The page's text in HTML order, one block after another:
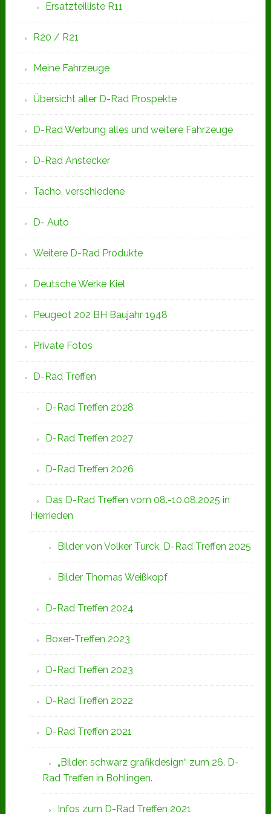
Ersatzteilliste R11
R20 / R21
Meine Fahrzeuge
Übersicht aller D-Rad Prospekte
D-Rad Werbung alles und weitere Fahrzeuge
D-Rad Anstecker
Tacho, verschiedene
D- Auto
Weitere D-Rad Produkte
Deutsche Werke Kiel
Peugeot 202 BH Baujahr 1948
Private Fotos
D-Rad Treffen
D-Rad Treffen 2028
D-Rad Treffen 2027
D-Rad Treffen 2026
Das D-Rad Treffen vom 08.-10.08.2025 in
Herrieden
Bilder von Volker Turck, D-Rad Treffen 2025
Bilder Thomas Weißkopf
D-Rad Treffen 2024
Boxer-Treffen 2023
D-Rad Treffen 2023
D-Rad Treffen 2022
D-Rad Treffen 2021
„Bilder: schwarz grafikdesign“ zum 26. D-
Rad Treffen in Bohlingen.
Infos zum D-Rad Treffen 2021